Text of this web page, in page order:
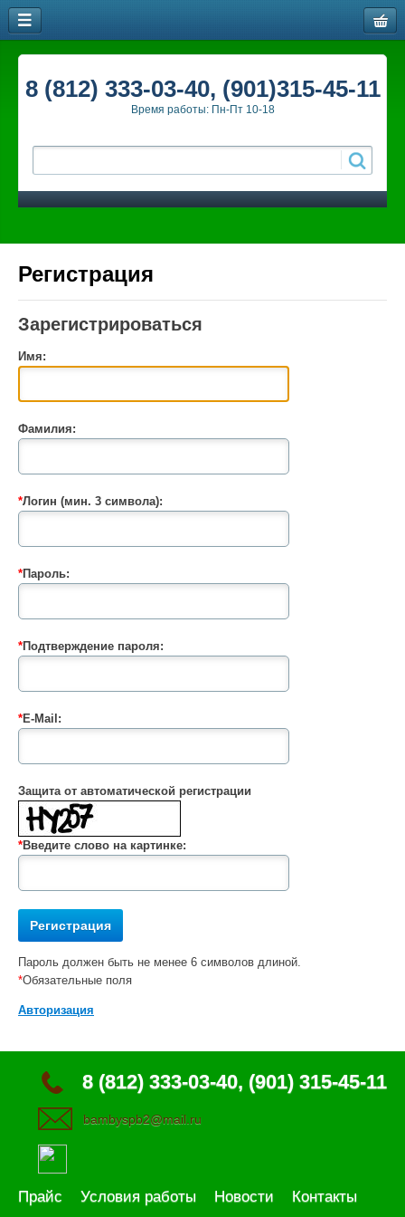
8 (812) 333-03-40, (901)315-45-11
Время работы: Пн-Пт 10-18
Регистрация
Зарегистрироваться
Имя:
Фамилия:
*Логин (мин. 3 символа):
*Пароль:
*Подтверждение пароля:
*E-Mail:
Защита от автоматической регистрации
*Введите слово на картинке:
Пароль должен быть не менее 6 символов длиной.
*Обязательные поля
Авторизация
8 (812) 333-03-40, (901) 315-45-11
bambyspb2@mail.ru
Прайс Условия работы Новости Контакты